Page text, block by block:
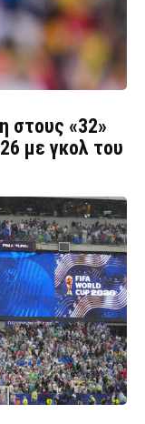
στους «32»
με γκολ του